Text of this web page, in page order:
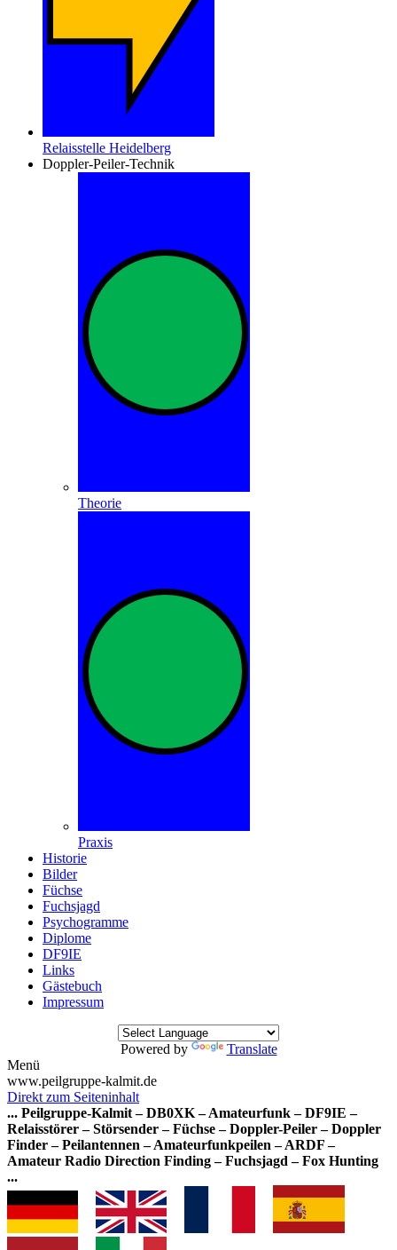
Relaisstelle Heidelberg
Doppler-Peiler-Technik
Theorie
Praxis
Historie
Bilder
Füchse
Fuchsjagd
Psychogramme
Diplome
DF9IE
Links
Gästebuch
Impressum
Powered by
Translate
Menü
www.peilgruppe-kalmit.de
Direkt zum Seiteninhalt
... Peilgruppe-Kalmit – DB0XK – Amateurfunk – DF9IE –
Relaisstörer – Störsender – Füchse – Doppler-Peiler – Doppler
Finder – Peilantennen – Amateurfunkpeilen – ARDF –
Amateur Radio Direction Finding– Fuchsjagd– Fox Hunting
...